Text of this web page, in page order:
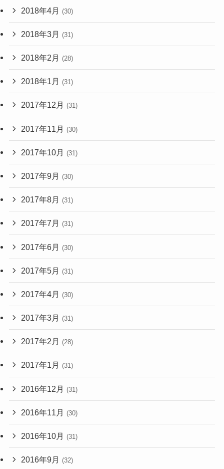
2018年4月 (30)
2018年3月 (31)
2018年2月 (28)
2018年1月 (31)
2017年12月 (31)
2017年11月 (30)
2017年10月 (31)
2017年9月 (30)
2017年8月 (31)
2017年7月 (31)
2017年6月 (30)
2017年5月 (31)
2017年4月 (30)
2017年3月 (31)
2017年2月 (28)
2017年1月 (31)
2016年12月 (31)
2016年11月 (30)
2016年10月 (31)
2016年9月 (32)